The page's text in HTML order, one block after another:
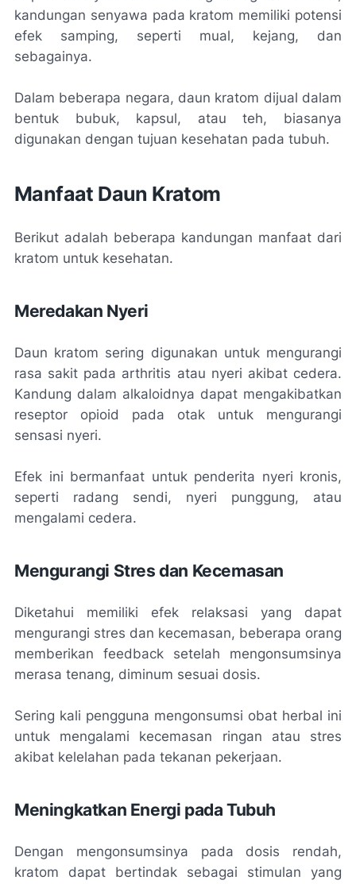
kandungan senyawa pada kratom memiliki potensi
efek samping, seperti mual, kejang, dan
sebagainya.
Dalam beberapa negara, daun kratom dijual dalam
bentuk bubuk, kapsul, atau teh, biasanya
digunakan dengan tujuan kesehatan pada tubuh.
Manfaat Daun Kratom
Berikut adalah beberapa kandungan manfaat dari
kratom untuk kesehatan.
Meredakan Nyeri
Daun kratom sering digunakan untuk mengurangi
rasa sakit pada arthritis atau nyeri akibat cedera.
Kandung dalam alkaloidnya dapat mengakibatkan
reseptor opioid pada otak untuk mengurangi
sensasi nyeri.
Efek ini bermanfaat untuk penderita nyeri kronis,
seperti radang sendi, nyeri punggung, atau
mengalami cedera.
Mengurangi Stres dan Kecemasan
Diketahui memiliki efek relaksasi yang dapat
mengurangi stres dan kecemasan, beberapa orang
memberikan feedback setelah mengonsumsinya
merasa tenang, diminum sesuai dosis.
Sering kali pengguna mengonsumsi obat herbal ini
untuk mengalami kecemasan ringan atau stres
akibat kelelahan pada tekanan pekerjaan.
Meningkatkan Energi pada Tubuh
Dengan mengonsumsinya pada dosis rendah,
kratom dapat bertindak sebagai stimulan yang